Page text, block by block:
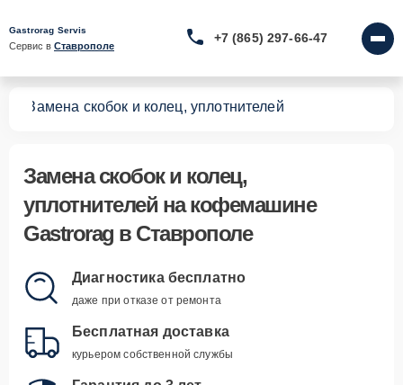
Gastrorag Servis
Сервис в Ставрополе
+7 (865) 297-66-47
Замена скобок и колец, уплотнителей
Замена скобок и колец,
уплотнителей на кофемашине
Gastrorag в Ставрополе
Диагностика бесплатно
даже при отказе от ремонта
Бесплатная доставка
курьером собственной службы